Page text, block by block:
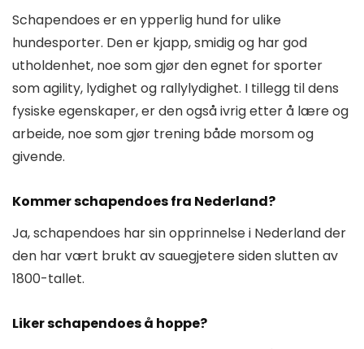
Schapendoes er en ypperlig hund for ulike
hundesporter. Den er kjapp, smidig og har god
utholdenhet, noe som gjør den egnet for sporter
som agility, lydighet og rallylydighet. I tillegg til dens
fysiske egenskaper, er den også ivrig etter å lære og
arbeide, noe som gjør trening både morsom og
givende.
Kommer schapendoes fra Nederland?
Ja, schapendoes har sin opprinnelse i Nederland der
den har vært brukt av sauegjetere siden slutten av
1800-tallet.
Liker schapendoes å hoppe?